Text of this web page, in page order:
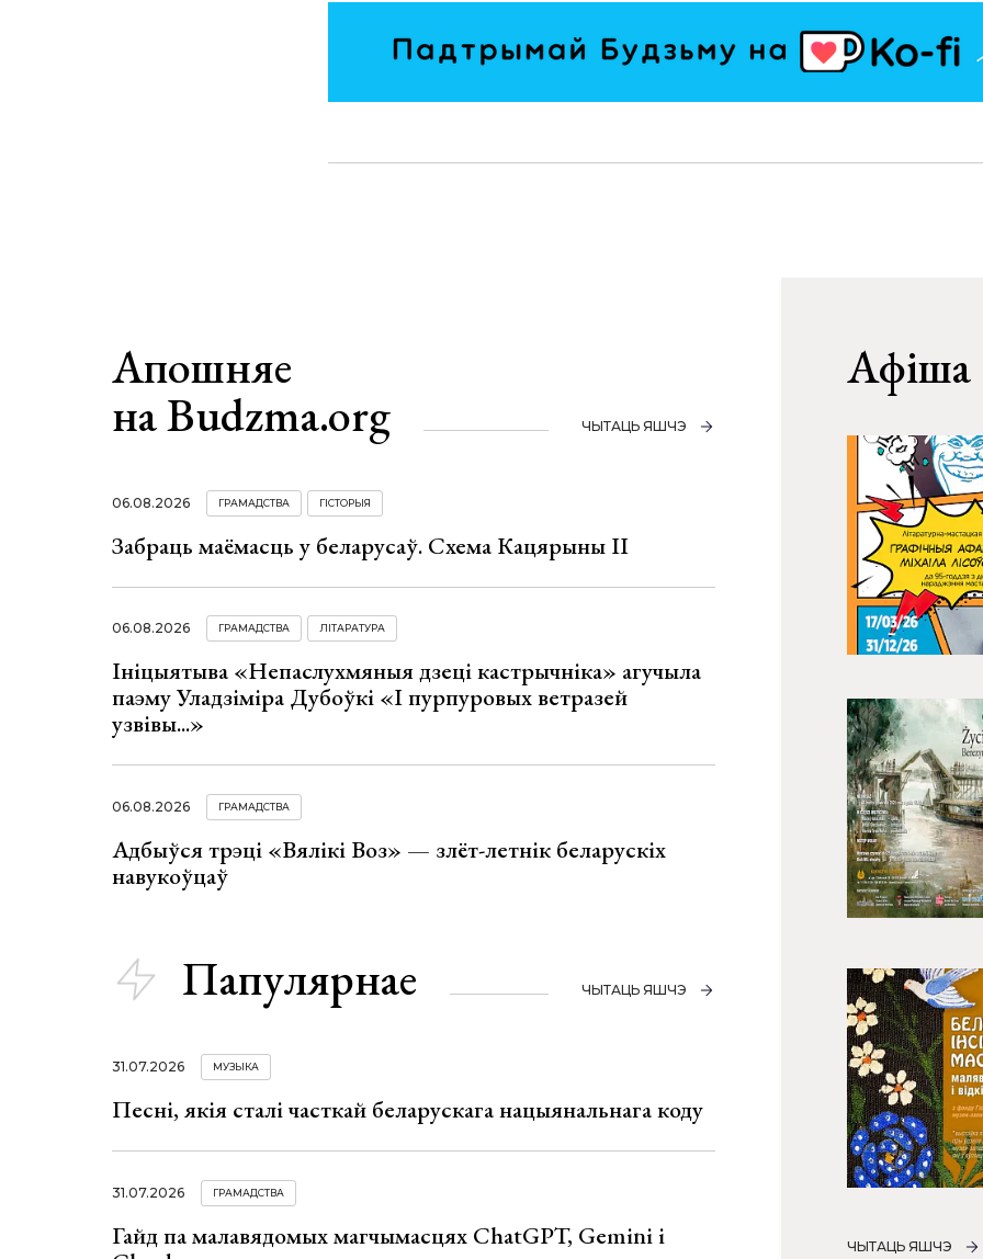
Апошняе
на Budzma.org
ЧЫТАЦЬ ЯШЧЭ
06.08.2026 ГРАМАДСТВА ГІСТОРЫЯ
Забраць маёмасць у беларусаў. Схема Кацярыны ІІ
06.08.2026 ГРАМАДСТВА ЛІТАРАТУРА
Ініцыятыва «Непаслухмяныя дзеці кастрычніка» агучыла
паэму Уладзіміра Дубоўкі «І пурпуровых ветразей
узвівы...»
06.08.2026 ГРАМАДСТВА
Адбыўся трэці «Вялікі Воз» — злёт-летнік беларускіх
навукоўцаў
Папулярнае ЧЫТАЦЬ ЯШЧЭ
31.07.2026 МУЗЫКА
Песні, якія сталі часткай беларускага нацыянальнага коду
31.07.2026 ГРАМАДСТВА
Гайд па малавядомых магчымасцях ChatGPT, Gemini і
Афіша
ЧЫТАЦЬ ЯШЧЭ